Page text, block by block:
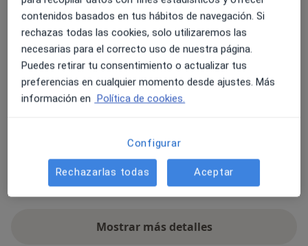
Llobregat08980
Ampliarse abre en una nueva
Disponibilidad
Este especialista no ofrece reserva online en esta
Formas de pago (visitas privadas)
Aseguradoras aceptadas en esta direcciónDetalles
Mostrar más detalles
sobre la dirección
contenidos basados en tus hábitos de navegación. Si
rechazas todas las cookies, solo utilizaremos las
necesarias para el correcto uso de nuestra página.
Puedes retirar tu consentimiento o actualizar tus
preferencias en cualquier momento desde ajustes. Más
información en Política de cookies.
Configurar
Rechazarlas todas Aceptar